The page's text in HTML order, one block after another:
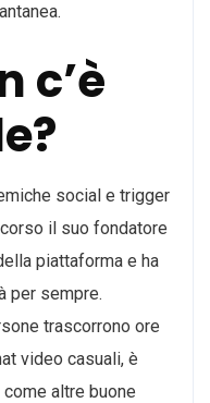
c’è
social e trigger
il suo fondatore
piattaforma e ha
per sempre.
trascorrono ore
video casuali, è
altre buone